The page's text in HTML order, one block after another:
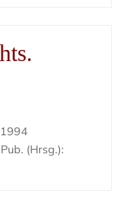
(Hrsg.):